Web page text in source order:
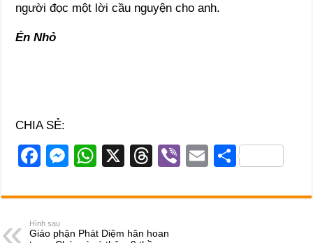
người đọc một lời cầu nguyện cho anh.
Én Nhỏ
CHIA SẺ:
F
c
e
M
ss
W
at
X
T
e
Vi
er
E
ail
S
ar
Hình sau
Giáo phận Phát Diệm hân hoan